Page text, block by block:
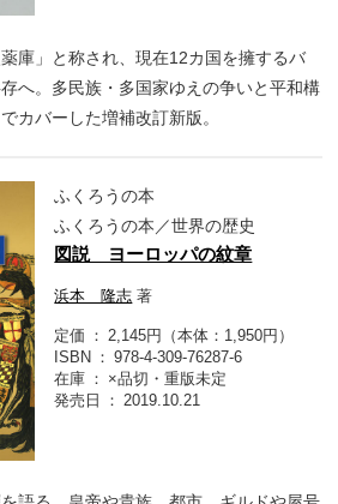
庫」と称され、現在12カ国を擁するバ
へ。多民族・多国家ゆえの争いと平和構
カバーした増補改訂新版。
ふくろうの本
ふくろうの本／世界の歴史
図説 ヨーロッパの紋章
浜本 隆志 著
定価
2,145円（本体：1,950円）
ISBN
978-4-309-76287-6
在庫
×品切・重版未定
発売日
2019.10.21